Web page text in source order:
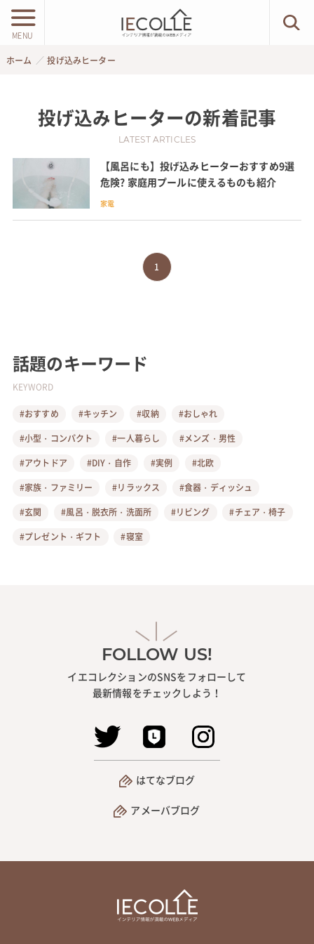
MENU
ホーム 投げ込みヒーター
投げ込みヒーターの新着記事
LATEST ARTICLES
【風呂にも】投げ込みヒーターおすすめ9選
危険? 家庭用プールに使えるものも紹介
家電
1
話題のキーワード
KEYWORD
#おすすめ #キッチン #収納
#おしゃれ
#小型・コンパクト
#一人暮らし
#メンズ・男性
#アウトドア
#DIY・自作 #実例
#北欧
#家族・ファミリー
#リラックス
#食器・ディッシュ
#玄関
#風呂・脱衣所・洗面所 #リビング
#チェア・椅子
#プレゼント・ギフト
#寝室
FOLLOW US!
イエコレクションのSNSをフォローして
最新情報をチェックしよう！
はてなブログ
アメーバブログ